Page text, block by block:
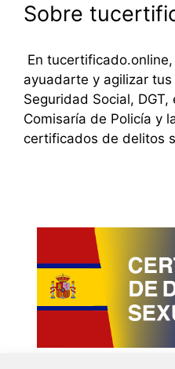
Sobre
En
ayuadarte y agilizar
Seguridad Social, DGT,
Comisaría de Policía y
certificados de delitos